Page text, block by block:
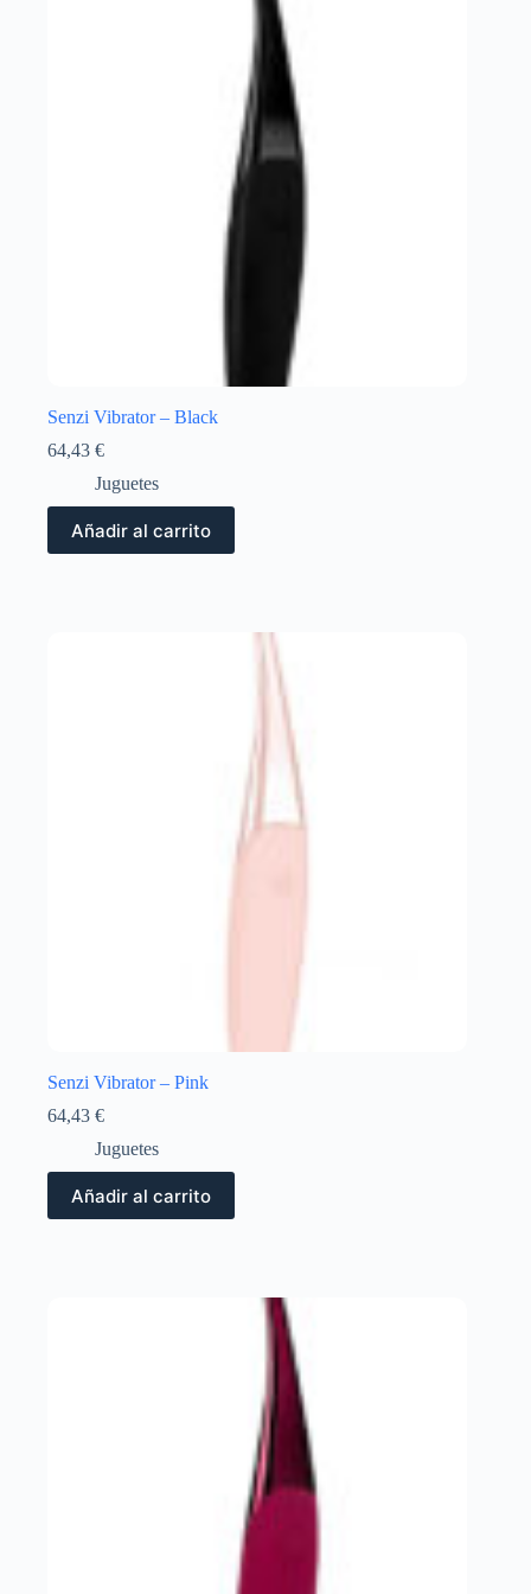
Senzi Vibrator – Black
64,43 €
Juguetes
Añadir al carrito
Senzi Vibrator – Pink
64,43 €
Juguetes
Añadir al carrito